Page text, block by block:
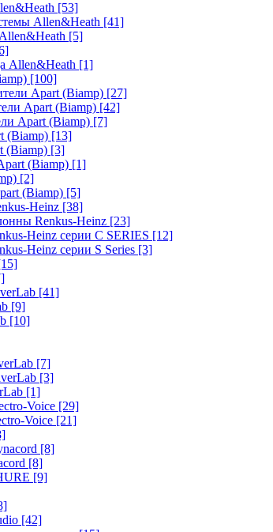
[53]
Allen&Heath [41]
[5]
Allen&Heath [1]
[100]
Apart (Biamp) [27]
Apart (Biamp) [42]
Apart (Biamp) [7]
(Biamp) [13]
(Biamp) [3]
(Biamp) [1]
[2]
(Biamp) [5]
Heinz [38]
Renkus-Heinz [23]
Heinz серии C SERIES [12]
Heinz серии S Series [3]
[41]
[9]
[10]
[7]
[3]
[1]
Voice [29]
Voice [21]
[8]
[8]
[9]
[42]